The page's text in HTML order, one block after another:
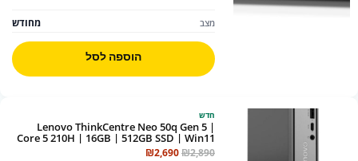
מצב מחודש
הוספה לסל
חדש
Lenovo ThinkCentre Neo 50q Gen 5 |
Core 5 210H | 16GB | 512GB SSD | Win11
Pro | Wi-Fi | + מקלדת ועכבר
₪2,890
המחיר₪2,690